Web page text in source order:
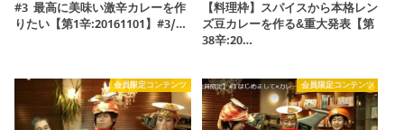
#3 最高に美味い激辛カレーを作
りたい【第1辛:20161101】#3/…
【料理枠】スパイスから本格レン
ズ豆カレーを作る&重大発表【第
38辛:20…
会員限定コンテンツ 会員限定コンテンツ